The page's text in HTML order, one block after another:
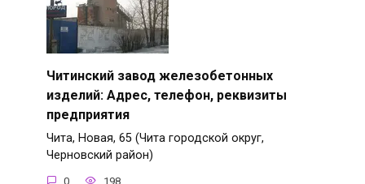
Читинский завод железобетонных
изделий: Адрес, телефон, реквизиты
предприятия
Чита, Новая, 65 (Чита городской округ,
Черновский район)
0 198